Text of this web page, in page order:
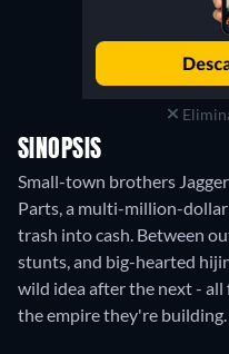
SINOPSIS
Small-town brothers
Parts, a multi-million-
trash into cash. Between
stunts, and big-hearted
wild idea after the next -
the empire they're building.